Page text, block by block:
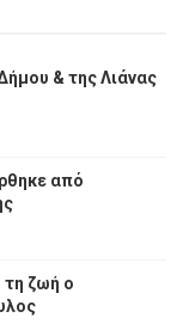
& της Λιάνας
από
ζωή ο